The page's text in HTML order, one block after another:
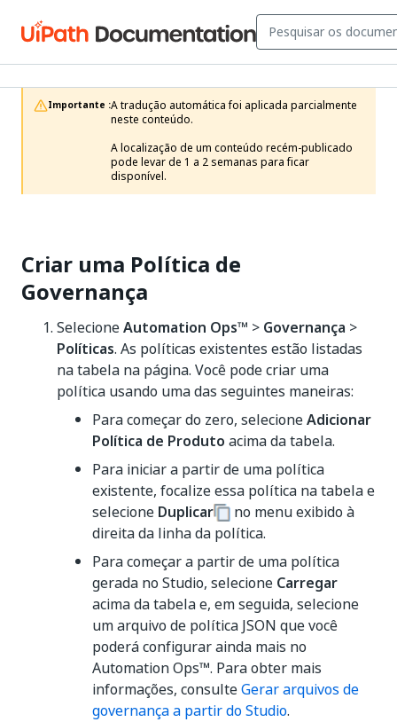
Importante :A tradução automática foi aplicada parcialmente
neste conteúdo.
A localização de um conteúdo recém-publicado
pode levar de 1 a 2 semanas para ficar
disponível.
Criar uma Política de
Governança
SelecioneAutomation Ops™ > Governança >
Políticas. As políticas existentes estão listadas
na tabela na página. Você pode criar uma
política usando uma das seguintes maneiras:
Para começar do zero, selecioneAdicionar
Política de Produto acima da tabela.
Para iniciar a partir de uma política
existente, focalize essa política na tabela e
selecione Duplicar
no menu exibido à
direita da linha da política.
Para começar a partir de uma política
gerada no Studio, selecione Carregar
acima da tabela e, em seguida, selecione
um arquivo de política JSON que você
poderá configurar ainda mais no
Automation Ops™. Para obter mais
informações, consulteGerar arquivos de
governança a partir do Studio.